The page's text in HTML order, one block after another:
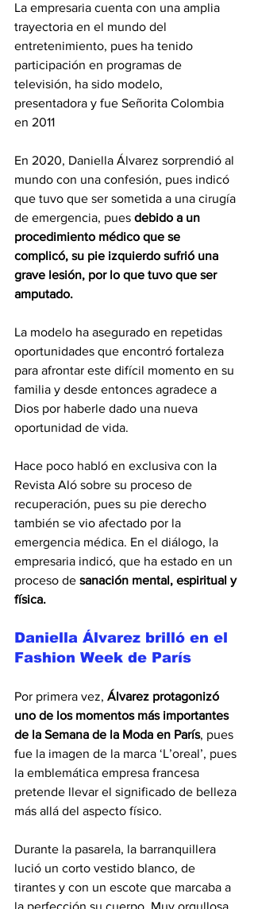
La empresaria cuenta con una amplia
trayectoria en el mundo del
entretenimiento, pues ha tenido
participación en programas de
televisión, ha sido modelo,
presentadora y fue Señorita Colombia
en 2011
En 2020, Daniella Álvarez sorprendió al
mundo con una confesión, pues indicó
que tuvo que ser sometida a una cirugía
de emergencia, pues debido a un
procedimiento médico que se
complicó, su pie izquierdo sufrió una
grave lesión, por lo que tuvo que ser
amputado.
La modelo ha asegurado en repetidas
oportunidades que encontró fortaleza
para afrontar este difícil momento en su
familia y desde entonces agradece a
Dios por haberle dado una nueva
oportunidad de vida.
Hace poco habló en exclusiva con la
Revista Aló sobre su proceso de
recuperación, pues su pie derecho
también se vio afectado por la
emergencia médica. En el diálogo, la
empresaria indicó, que ha estado en un
proceso de sanación mental, espiritual y
física.
Daniella Álvarez brilló en el
Fashion Week de París
Por primera vez, Álvarez protagonizó
uno de los momentos más importantes
de la Semana de la Moda en París, pues
fue la imagen de la marca ‘L’oreal’, pues
la emblemática empresa francesa
pretende llevar el significado de belleza
más allá del aspecto físico.
Durante la pasarela, la barranquillera
lució un corto vestido blanco, de
tirantes y con un escote que marcaba a
la perfección su cuerpo. Muy orgullosa